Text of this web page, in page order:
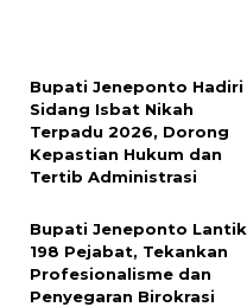
Bupati Jeneponto Hadiri
Sidang Isbat Nikah
Terpadu 2026, Dorong
Kepastian Hukum dan
Tertib Administrasi
Bupati Jeneponto Lantik
198 Pejabat, Tekankan
Profesionalisme dan
Penyegaran Birokrasi